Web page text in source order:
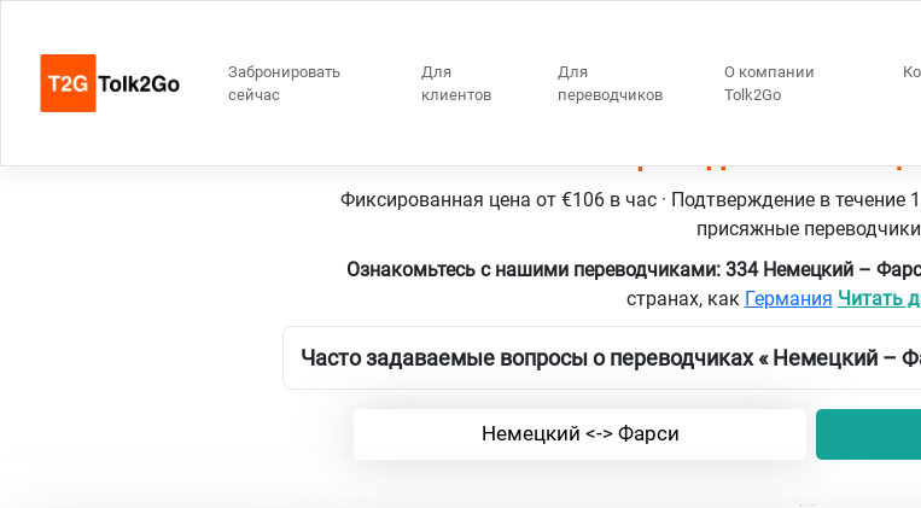
Забронировать
сейчас
Для
клиентов
Для
переводчиков
О компании
Tolk2Go
Фиксированная цена от €106 в час · Подтверждение в течение
присяжные
Ознакомьтесь с нашими переводчиками: 334 Немецкий –
странах, как Германия Читать
Часто задаваемые вопросы о переводчиках « Немецкий –
Немецкий <-> Фарси